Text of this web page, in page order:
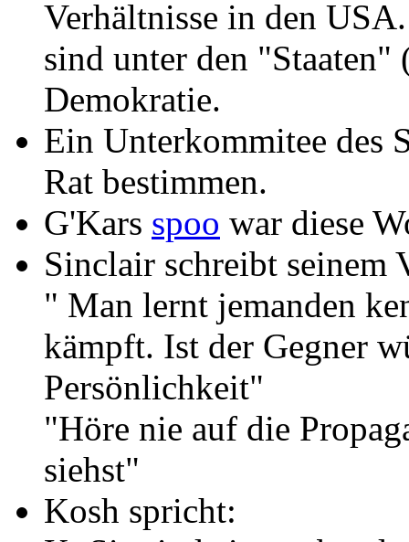
Verhältnisse in den
sind unter den "Staaten"
Demokratie.
Ein Unterkommitee des
Rat bestimmen.
G'Kars spoo war diese
Sinclair schreibt seinem
" Man lernt jemanden
kämpft. Ist der Gegner
Persönlichkeit"
"Höre nie auf die
siehst"
Kosh spricht: